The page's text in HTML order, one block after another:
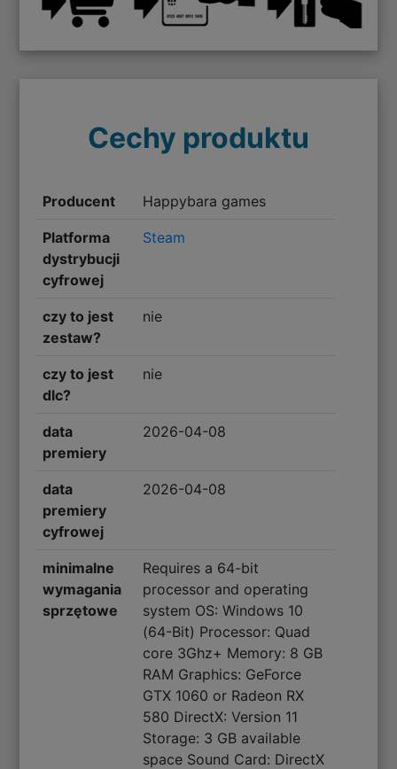
Cechy produktu
Producent Happybara games
Platforma
dystrybucji
cyfrowej
Steam
czy to jest
zestaw?
nie
czy to jest
dlc?
nie
data
premiery
2026-04-08
data
premiery
cyfrowej
2026-04-08
minimalne
wymagania
sprzętowe
Requires a 64-bit
processor and operating
system OS: Windows 10
(64-Bit) Processor: Quad
core 3Ghz+ Memory: 8 GB
RAM Graphics: GeForce
GTX 1060 or Radeon RX
580 DirectX: Version 11
Storage: 3 GB available
space Sound Card: DirectX